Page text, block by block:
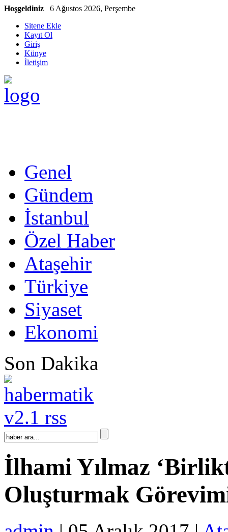
Hoşgeldiniz
6 Ağustos 2026, Perşembe
Sitene Ekle
Kayıt Ol
Giriş
Künye
İletişim
Genel
Gündem
İstanbul
Özel Haber
Ataşehir
Türkiye
Siyaset
Ekonomi
Son Dakika
İlhami Yılmaz
Oluşturmak